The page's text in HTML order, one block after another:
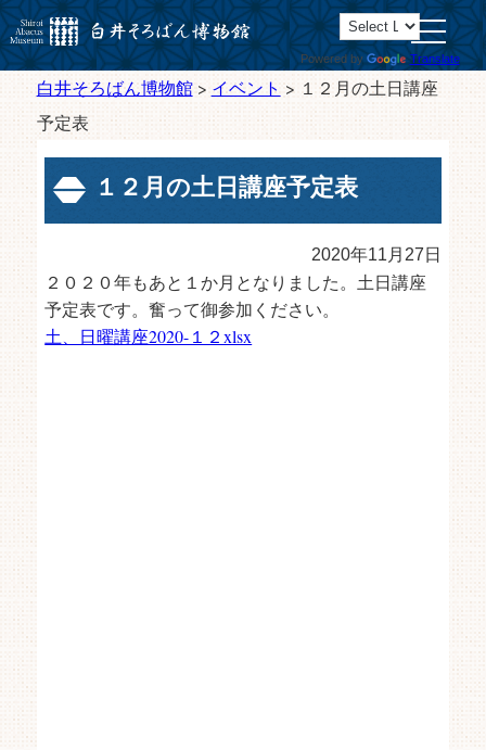
Powered by Translate
toggle
白井そろばん博物館> イベント > １２月の土日講座
予定表
１２月の土日講座予定表
2020年11月27日
２０２０年もあと１か月となりました。土日講座
予定表です。奮って御参加ください。
土、日曜講座2020-１２xlsx